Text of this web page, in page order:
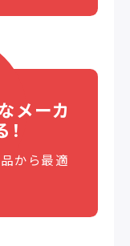
メーカ
から最適